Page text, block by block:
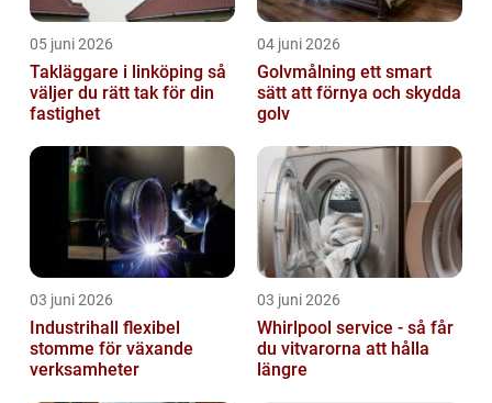
05 juni 2026
Takläggare i linköping så
väljer du rätt tak för din
fastighet
04 juni 2026
Golvmålning ett smart
sätt att förnya och skydda
golv
03 juni 2026
Industrihall flexibel
stomme för växande
verksamheter
03 juni 2026
Whirlpool service - så får
du vitvarorna att hålla
längre